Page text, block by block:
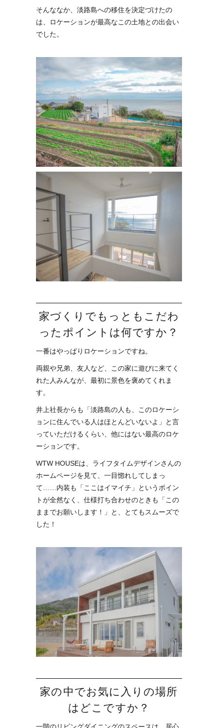
そんななか、淡路島への移住を決定づけたの
は、ロケーションが最高なこの土地との出会い
でした。
家づくりでもっともこだわ
ったポイントは何ですか？
一番はやっぱりロケーションですね。
両親や兄弟、友人など、この家に遊びに来てく
れた人みんなが、最初に景色を褒めてくれま
す。
井上社長からも「淡路島の人も、このロケーシ
ョンに住んでいる人はほとんどいないよ」と言
っていただけるくらい、他にはない最高のロケ
ーションです。
WTW HOUSEは、ライフタイムデザインさんの
ホームページを見て、一目惚れしてしまっ
て……内装も「ここはイマイチ」というポイン
トが全然なく、仕様打ち合わせのときも「この
ままでお願いします！」と、とてもスムーズで
した！
家の中でお気に入りの場所
はどこですか？